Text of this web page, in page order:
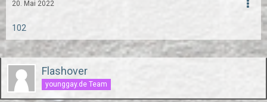
20. Mai 2022
102
Flashover
younggay.de Team